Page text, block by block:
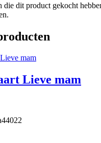
die dit product gekocht
Lieve mam